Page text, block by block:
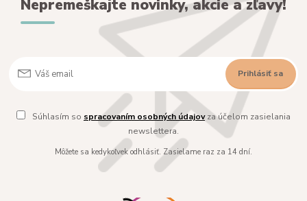
Nepremeškajte novinky, akcie a zľavy!
Prihlásiť sa
Súhlasím so spracovaním osobných údajovza účelom zasielania
newslettera.
Môžete sa kedykoľvek odhlásiť. Zasielame raz za 14 dní.